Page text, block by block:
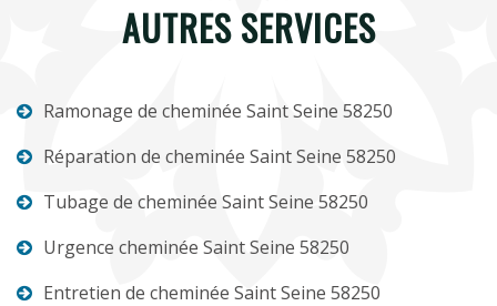
AUTRES SERVICES
Ramonage de cheminée Saint Seine 58250
Réparation de cheminée Saint Seine 58250
Tubage de cheminée Saint Seine 58250
Urgence cheminée Saint Seine 58250
Entretien de cheminée Saint Seine 58250